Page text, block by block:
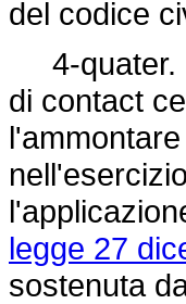
del codice
4-quater.
di contact
legge 27
sostenuta